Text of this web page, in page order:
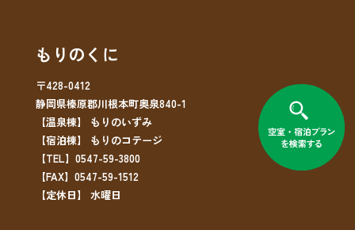
もりのくに
〒428-0412
静岡県榛原郡川根本町奥泉840-1
【温泉棟】 もりのいずみ
【宿泊棟】 もりのコテージ
【TEL】0547-59-3800
【FAX】0547-59-1512
【定休日】 水曜日